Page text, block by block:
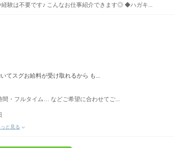
経験は不要です♪ こんなお仕事紹介できます◎ ◆ハガキ...
てスグお給料が受け取れるから も...
・フルタイム… などご希望に合わせてご...
っと見る